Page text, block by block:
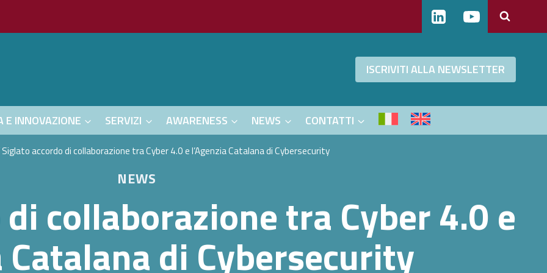
ISCRIVITI ALLA NEWSLETTER
E INNOVAZIONE SERVIZI AWARENESS NEWS CONTATTI
Siglato accordo di collaborazione tra Cyber 4.0 e l’Agenzia Catalana di Cybersecurity
NEWS
collaborazione tra Cyber 4.0 e
Catalana di Cybersecurity